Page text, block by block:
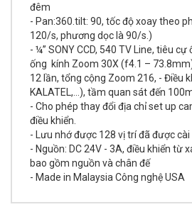
đêm
- Pan:360.tilt: 90, tốc độ xoay theo
120/s, phương dọc là 90/s.)
- ¼” SONY CCD, 540 TV Line, tiêu cự
ống kính Zoom 30X (f4.1 –
12 lần, tổng cộng Zoom 216, - Điều
KALATEL,…), tầm quan sát đến
- Cho phép thay đổi địa chỉ set up
điều khiển.
- Lưu nhớ được 128 vị trí đã được
- Nguồn: DC 24V - 3A, điều khiển từ
bao gồm nguồn và chân đế
- Made in Malaysia Công nghệ USA